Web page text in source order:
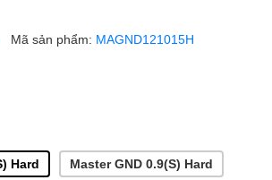
Mã sản phẩm: MAGND121015H
Hard
Master GND 0.9(S) Hard